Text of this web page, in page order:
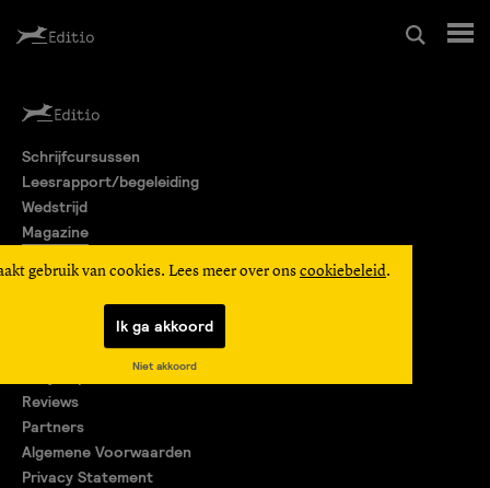
Leesrapport/begeleiding
Wedstrijd
Editio Producties
gebruik van cookies. Lees meer over ons cookiebeleid.
Ik ga akkoord
Niet akkoord
Schrijfcursussen
Leesrapport/begeleiding
Wedstrijd
Magazine
Reviews
Partners
Algemene Voorwaarden
Privacy Statement